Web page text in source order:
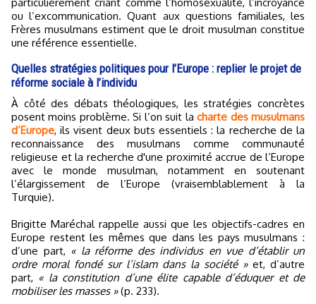
ou l’excommunication. Quant aux questions familiales, les
Frères musulmans estiment que le droit musulman constitue
une référence essentielle.
Quelles stratégies politiques pour l’Europe : replier le projet de
réforme sociale à l’individu
À côté des débats théologiques, les stratégies concrètes
posent moins problème. Si l’on suit lacharte des musulmans
d’Europe, ils visent deux buts essentiels : la recherche de la
reconnaissance des musulmans comme communauté
religieuse et la recherche d'une proximité accrue de l’Europe
avec le monde musulman, notamment en soutenant
l’élargissement de l’Europe (vraisemblablement à la
Turquie).
Brigitte Maréchal rappelle aussi que les objectifs-cadres en
Europe restent les mêmes que dans les pays musulmans :
d’une part, « la réforme des individus en vue d’établir un
ordre moral fondé sur l’islam dans la société »et, d’autre
part, « la constitution d’une élite capable d’éduquer et de
mobiliser les masses »(p. 233).